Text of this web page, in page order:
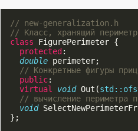
// new-generalization.h
// Класс, хранящий
class FigurePerimeter {
protected :
double perimeter;
// Конкретные фигуры
public:
virtual
void Out(
// вычисление периметра
void
  };